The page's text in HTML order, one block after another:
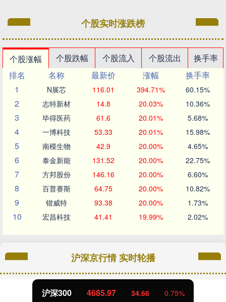
个股实时涨跌榜
个股涨幅 个股跌幅 个股流入 个股流出
换手率
排名
名称 最新价 涨幅
换手率
1
N展芯 116.01 394.71% 60.15%
2 志特新材 14.8 20.03% 10.36%
3 毕得医药 61.6 20.01% 5.68%
4 一博科技 53.33 20.01% 15.98%
5 南模生物 42.9 20.00% 4.65%
6 泰金新能 131.52 20.00% 22.75%
7 方邦股份 146.16 20.00% 6.60%
8 百普赛斯 64.75 20.00% 10.82%
9 锴威特 93.38 20.00% 1.73%
10 宏昌科技 41.41 19.99% 2.02%
沪深京行情 实时轮播
沪深300 4685.97 34.66 0.75%